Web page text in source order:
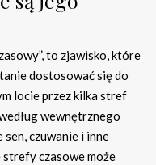
to zjawisko, które
dostosować się do
locie przez kilka stref
wewnętrznego
czuwanie i inne
czasowe może